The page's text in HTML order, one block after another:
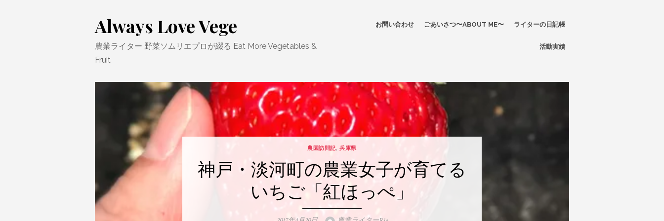
Always Love Vege
農業ライター 野菜ソムリエプロが綴る Eat More Vegetables &
Fruit
お問い合わせ ごあいさつ〜ABOUT ME〜 ライターの日記帳
活動実績
農園訪問記,兵庫県
神戸・淡河町の農業女子が育てる
いちご「紅ほっぺ」